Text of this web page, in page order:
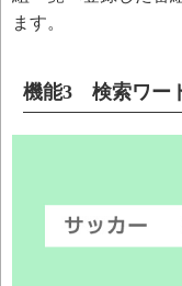
ます。
機能3 検索ワー